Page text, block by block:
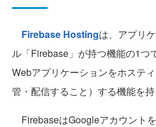
Firebase Hostingは、アプリ
ル「Firebase」が持つ機能の1つ
Webアプリケーションをホステ
管・配信すること）する機能を持
FirebaseはGoogleアカウント